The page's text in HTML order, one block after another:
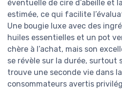
éventuelle de cire d’abeille et
estimée, ce qui facilite
Une bougie luxe avec des
huiles essentielles et un pot
chère à l’achat, mais son
se révèle sur la durée, surtout
trouve une seconde vie dans
consommateurs avertis